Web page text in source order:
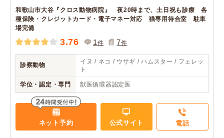
和歌山市大谷『クロス動物病院』 夜20時まで、土日祝も診療 各
種保険・クレジットカード・電子マネー対応 猫専用待合室 駐車
場完備
3.76 1件 7件
診察動物
イヌ / ネコ / ウサギ / ハムスター / フェレッ
ト
学位・認定・専門 獣医循環器認定医
ネット予約 公式サイト 電話